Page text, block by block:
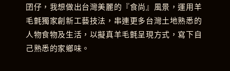
囝仔，我想做出台灣美麗的『食尚』風景，運用羊
毛氈獨家創新工藝技法，串連更多台灣土地熟悉的
人物食物及生活，以擬真羊毛氈呈現方式，寫下自
己熟悉的家鄉味。